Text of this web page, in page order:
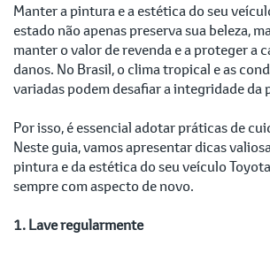
Manter a pintura e a estética do seu
estado não apenas preserva sua beleza,
manter o valor de revenda e a proteger a
danos. No Brasil, o clima tropical e as
variadas podem desafiar a integridade da
Por isso, é essencial adotar práticas de
Neste guia, vamos apresentar dicas
pintura e da estética do seu veículo
sempre com aspecto de novo.
1. Lave regularmente